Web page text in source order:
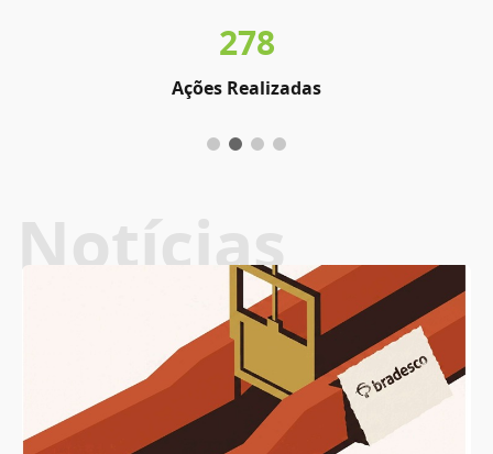
278
Ações Realizadas
Notícias